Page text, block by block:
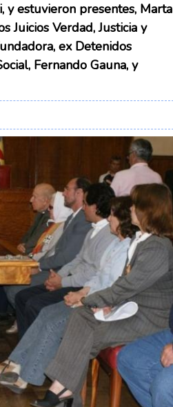
estuvieron presentes, Marta
Juicios Verdad, Justicia y
ex Detenidos
Fernando Gauna, y